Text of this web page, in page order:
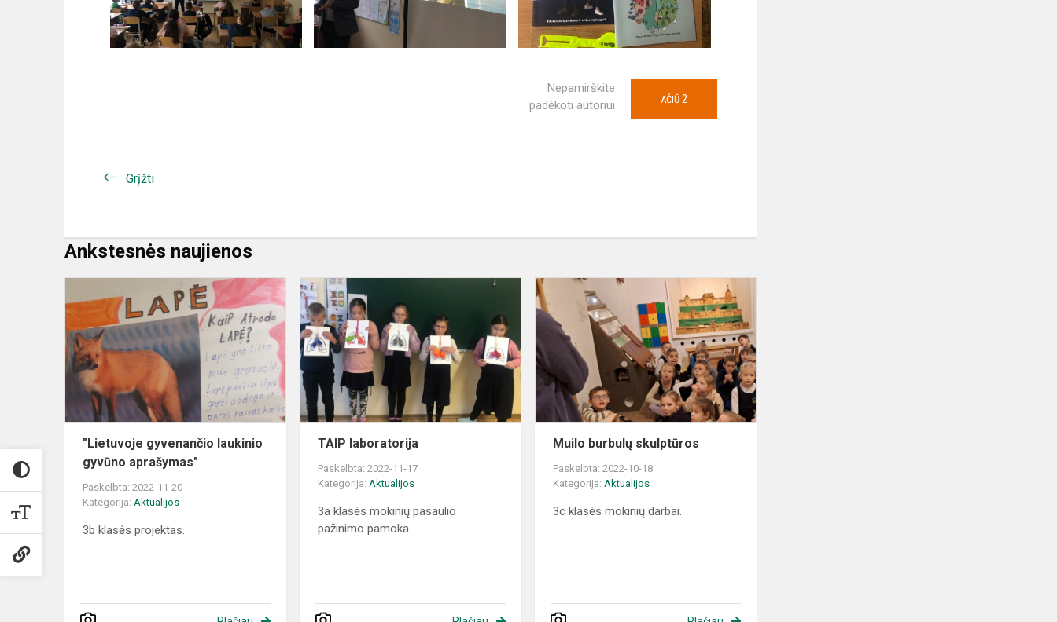
Nepamirškite
padėkoti autoriui
AČIŪ 2
Grįžti
Ankstesnės naujienos
"Lietuvoje
gyvenančio
laukinio
gyvūno
aprašymas"
"Lietuvoje gyvenančio laukinio
gyvūno aprašymas"
Paskelbta: 2022-11-20
Kategorija: Aktualijos
3b klasės projektas.
TAIP
laboratorija
TAIP laboratorija
Paskelbta: 2022-11-17
Kategorija:Aktualijos
3a klasės mokinių pasaulio
pažinimo pamoka.
Muilo burbulų skulptūros
Paskelbta: 2022-10-18
Kategorija:Aktualijos
3c klasės mokinių darbai.